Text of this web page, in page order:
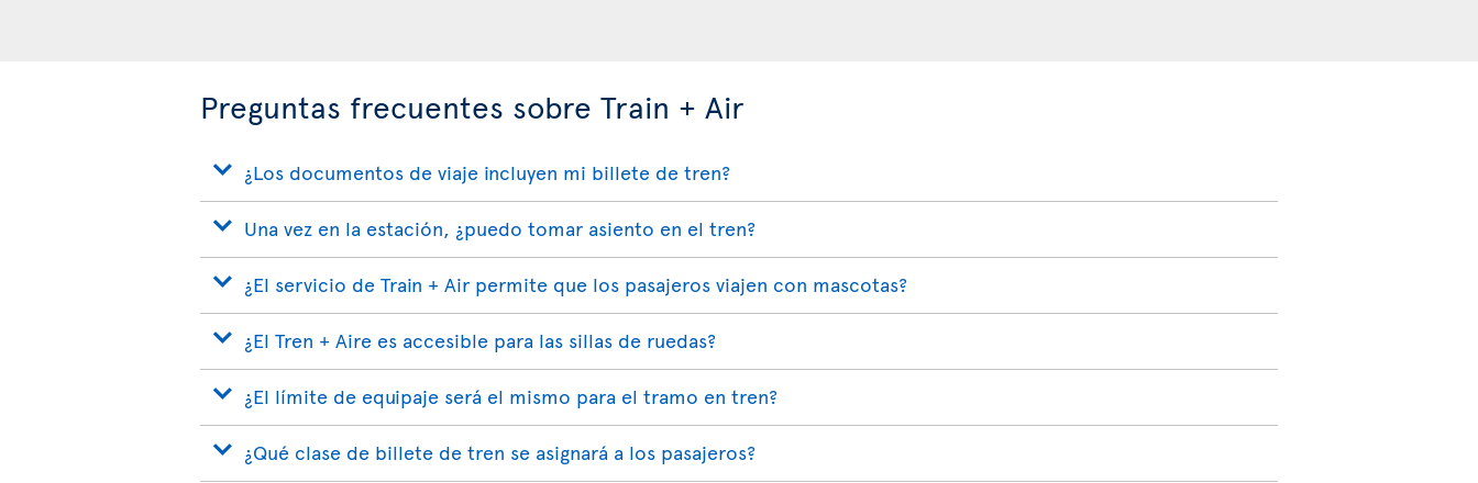
Preguntas frecuentes sobre Train + Air
¿Los documentos de viaje incluyen mi billete de tren?
Una vez en la estación, ¿puedo tomar asiento en el tren?
¿El servicio de Train + Air permite que los pasajeros viajen con mascotas?
¿El Tren + Aire es accesible para las sillas de ruedas?
¿El límite de equipaje será el mismo para el tramo en tren?
¿Qué clase de billete de tren se asignará a los pasajeros?